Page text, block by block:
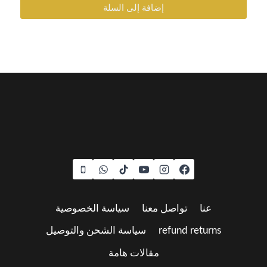
إضافة إلى السلة
عنا تواصل معنا سياسة الخصوصية
refund returns سياسة الشحن والتوصيل
مقالات هامة